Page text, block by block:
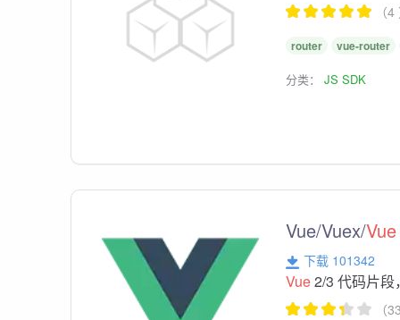
（
router vue-router
分类：JS SDK
Vue/Vuex/Vue
下载 101342
Vue2/3 代码片
（